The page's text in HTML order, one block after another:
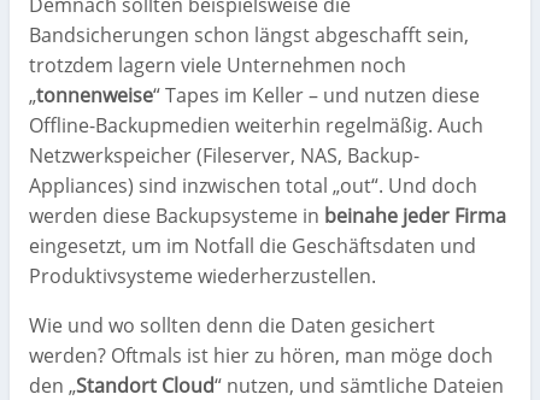
Bandsicherungen schon längst abgeschafft sein,
trotzdem lagern viele Unternehmen noch
„tonnenweise“ Tapes im Keller – und nutzen diese
Offline-Backupmedien weiterhin regelmäßig. Auch
Netzwerkspeicher (Fileserver, NAS, Backup-
Appliances) sind inzwischen total „out“. Und doch
werden diese Backupsysteme in beinahe jeder Firma
eingesetzt, um im Notfall die Geschäftsdaten und
Produktivsysteme wiederherzustellen.
Wie und wo sollten denn die Daten gesichert
werden? Oftmals ist hier zu hören, man möge doch
den „Standort Cloud“ nutzen, und sämtliche Dateien